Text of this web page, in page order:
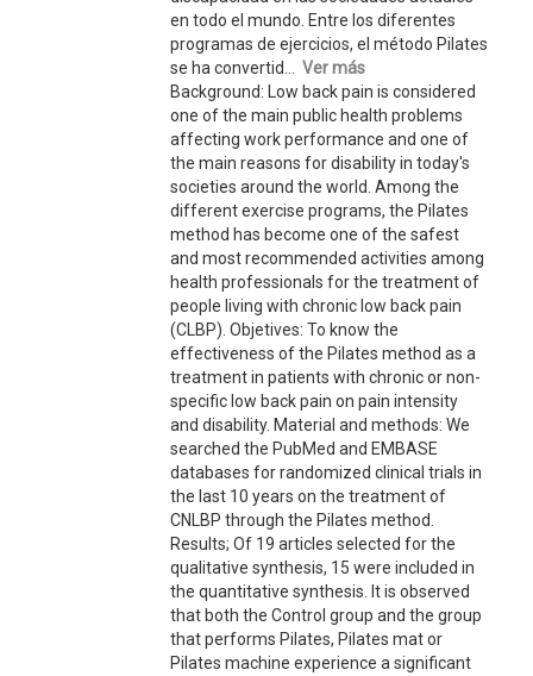
en todo el mundo. Entre los diferentes
programas de ejercicios, el método Pilates
se ha convertid... Ver más
Background: Low back pain is considered
one of the main public health problems
affecting work performance and one of
the main reasons for disability in today's
societies around the world. Among the
different exercise programs, the Pilates
method has become one of the safest
and most recommended activities among
health professionals for the treatment of
people living with chronic low back pain
(CLBP). Objetives: To know the
effectiveness of the Pilates method as a
treatment in patients with chronic or non-
specific low back pain on pain intensity
and disability. Material and methods: We
searched the PubMed and EMBASE
databases for randomized clinical trials in
the last 10 years on the treatment of
CNLBP through the Pilates method.
Results; Of 19 articles selected for the
qualitative synthesis, 15 were included in
the quantitative synthesis. It is observed
that both the Control group and the group
that performs Pilates, Pilates mat or
Pilates machine experience a significant